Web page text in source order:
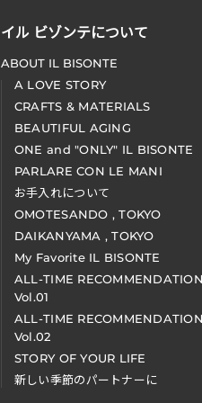
イル ビゾンテについて
ABOUT IL BISONTE
A LOVE STORY
CRAFTS & MATERIALS
BEAUTIFUL AGING
ONE and "ONLY" IL BISONTE
PARLARE CON LE MANI
お手入れについて
OMOTESANDO , TOKYO
DAIKANYAMA , TOKYO
My Favorite IL BISONTE
ALL-TIME
Vol.01
ALL-TIME
Vol.02
STORY OF YOUR LIFE
新しい季節のパートナーに